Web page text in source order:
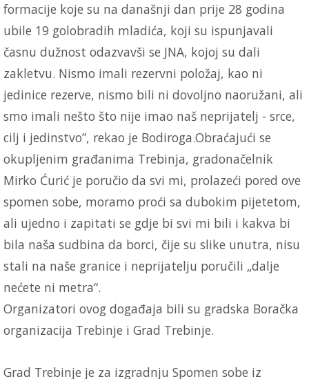
formacije koje su na današnji dan prije 28 godina
ubile 19 golobradih mladića, koji su ispunjavali
časnu dužnost odazvavši se JNA, kojoj su dali
zakletvu. Nismo imali rezervni položaj, kao ni
jedinice rezerve, nismo bili ni dovoljno naoružani, ali
smo imali nešto što nije imao naš neprijatelj - srce,
cilj i jedinstvo”, rekao je Bodiroga.Obraćajući se
okupljenim građanima Trebinja, gradonačelnik
Mirko Ćurić je poručio da svi mi, prolazeći pored ove
spomen sobe, moramo proći sa dubokim pijetetom,
ali ujedno i zapitati se gdje bi svi mi bili i kakva bi
bila naša sudbina da borci, čije su slike unutra, nisu
stali na naše granice i neprijatelju poručili „dalje
nećete ni metra“.
Organizatori ovog događaja bili su gradska Boračka
organizacija Trebinje i Grad Trebinje.
Grad Trebinje je za izgradnju Spomen sobe iz